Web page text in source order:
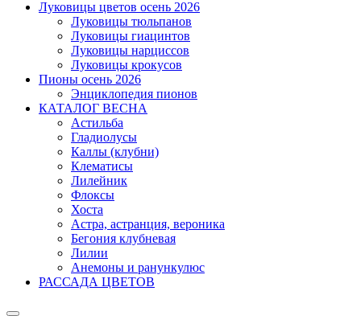
Луковицы цветов осень 2026
Луковицы тюльпанов
Луковицы гиацинтов
Луковицы нарциссов
Луковицы крокусов
Пионы осень 2026
Энциклопедия пионов
КАТАЛОГ ВЕСНА
Астильба
Гладиолусы
Каллы (клубни)
Клематисы
Лилейник
Флоксы
Хоста
Астра, астранция, вероника
Бегония клубневая
Лилии
Анемоны и ранункулюс
РАССАДА ЦВЕТОВ